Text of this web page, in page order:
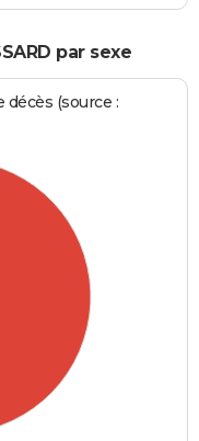
par sexe
(source :